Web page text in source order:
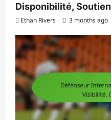
Disponibilité, Soutien
Ethan Rivers 3 months ago